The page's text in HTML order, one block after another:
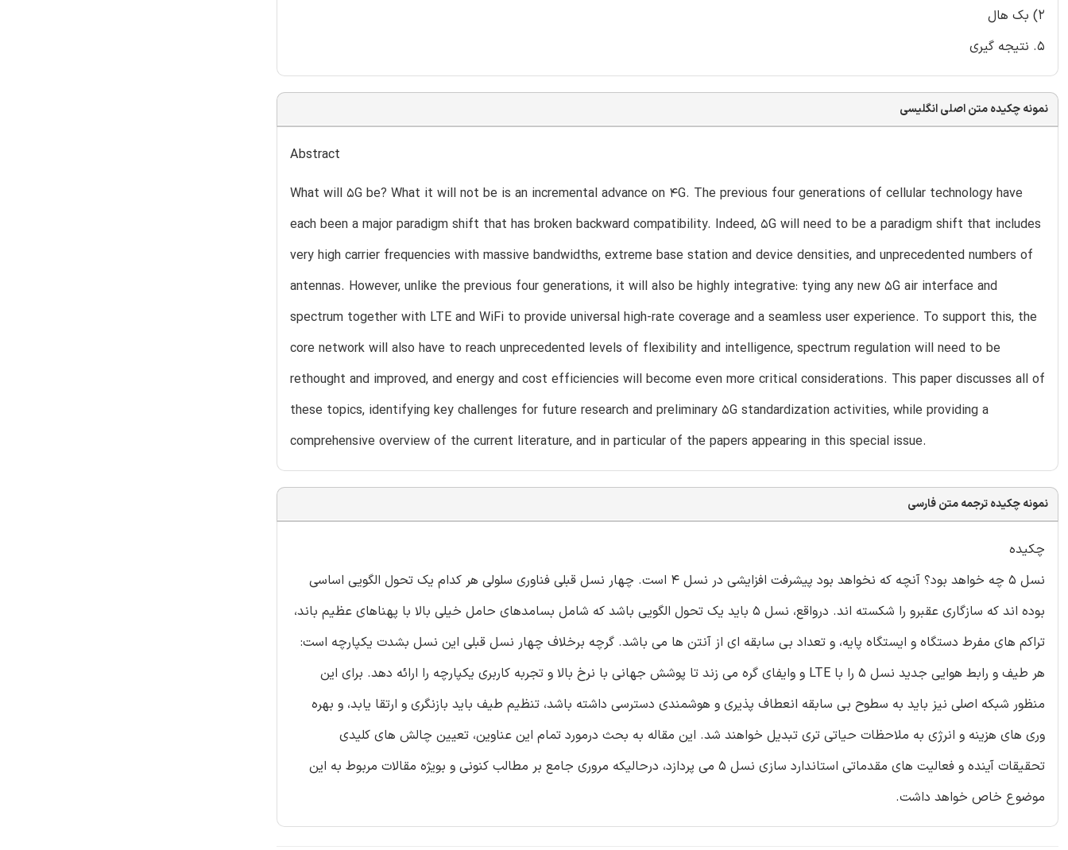
2) بک هال
5. نتیجه گیری
نمونه چکیده متن اصلی انگلیسی
Abstract
What will 5G be? What it will not be is an incremental advance on 4G. The previous four generations of cellular technology have
each been a major paradigm shift that has broken backward compatibility. Indeed, 5G will need to be a paradigm shift that includes
very high carrier frequencies with massive bandwidths, extreme base station and device densities, and unprecedented numbers of
antennas. However, unlike the previous four generations, it will also be highly integrative: tying any new 5G air interface and
spectrum together with LTE and WiFi to provide universal high-rate coverage and a seamless user experience. To support this, the
core network will also have to reach unprecedented levels of flexibility and intelligence, spectrum regulation will need to be
rethought and improved, and energy and cost efficiencies will become even more critical considerations. This paper discusses all of
these topics, identifying key challenges for future research and preliminary 5G standardization activities, while providing a
comprehensive overview of the current literature, and in particular of the papers appearing in this special issue.
نمونه چکیده ترجمه متن فارسی
چکیده
نسل 5 چه خواهد بود؟ آنچه که نخواهد بود پیشرفت افزایشی در نسل 4 است. چهار نسل قبلی فناوری سلولی هر کدام یک تحول الگویی اساسی
بوده اند که سازگاری عقبرو را شکسته اند. درواقع، نسل 5 باید یک تحول الگویی باشد که شامل بسامدهای حامل خیلی بالا با پهناهای عظیم باند،
تراکم های مفرط دستگاه و ایستگاه پایه، و تعداد بی سابقه ای از آنتن ها می باشد. گرچه برخلاف چهار نسل قبلی این نسل بشدت یکپارچه است:
هر طیف و رابط هوایی جدید نسل 5 را با LTE و وایفای گره می زند تا پوشش جهانی با نرخ بالا و تجربه کاربری یکپارچه را ارائه دهد. برای این
منظور شبکه اصلی نیز باید به سطوح بی سابقه انعطاف پذیری و هوشمندی دسترسی داشته باشد، تنظیم طیف باید بازنگری و ارتقا یابد، و بهره
وری های هزینه و انرژی به ملاحظات حیاتی تری تبدیل خواهند شد. این مقاله به بحث درمورد تمام این عناوین، تعیین چالش های کلیدی
تحقیقات آینده و فعالیت های مقدماتی استاندارد سازی نسل 5 می پردازد، درحالیکه مروری جامع بر مطالب کنونی و بویژه مقالات مربوط به این
موضوع خاص خواهد داشت.